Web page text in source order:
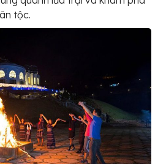
tộc.